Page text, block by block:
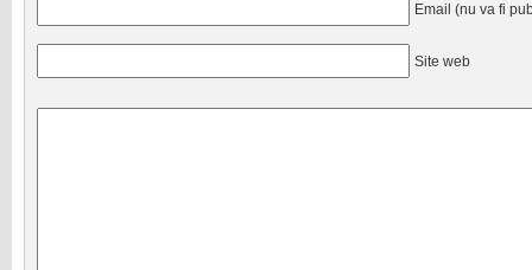
Email (nu va fi
Site web